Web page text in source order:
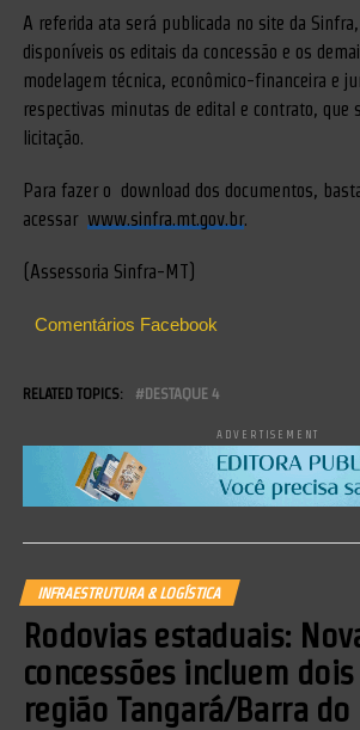
A referida ata será publicada no site da
disponíveis os editais da concessão e os
modelagem técnica, econômico-financeira e
respectivas minutas de edital e contrato, que
licitação.
Para fazer o download dos documentos,
acessar www.sinfra.mt.gov.br.
(Assessoria Sinfra-MT)
Comentários Facebook
RELATED TOPICS: DESTAQUE 4
ADVERTISEMENT
INFRAESTRUTURA & LOGÍSTICA
Rodovias estaduais:
concessões incluem
região Tangará/Barra do